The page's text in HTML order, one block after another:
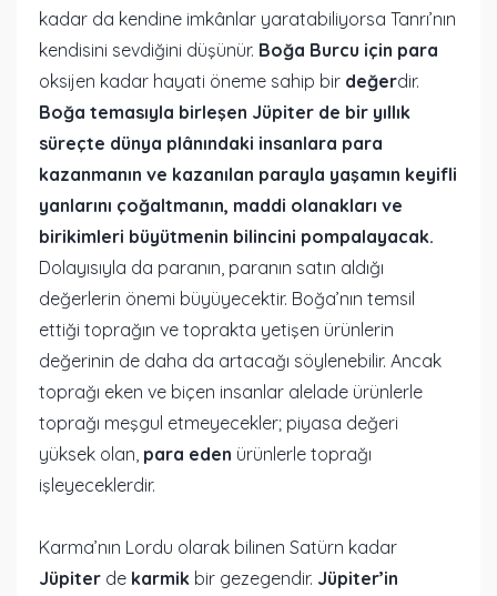
kadar da kendine imkânlar yaratabiliyorsa Tanrı’nın
kendisini sevdiğini düşünür. Boğa Burcu için para
oksijen kadar hayati öneme sahip bir değerdir.
Boğa temasıyla birleşen Jüpiter de bir yıllık
süreçte dünya plânındaki insanlara para
kazanmanın ve kazanılan parayla yaşamın keyifli
yanlarını çoğaltmanın, maddi olanakları ve
birikimleri büyütmenin bilincini pompalayacak.
Dolayısıyla da paranın, paranın satın aldığı
değerlerin önemi büyüyecektir. Boğa’nın temsil
ettiği toprağın ve toprakta yetişen ürünlerin
değerinin de daha da artacağı söylenebilir. Ancak
toprağı eken ve biçen insanlar alelade ürünlerle
toprağı meşgul etmeyecekler; piyasa değeri
yüksek olan, para eden ürünlerle toprağı
işleyeceklerdir.
Karma’nın Lordu olarak bilinen Satürn kadar
Jüpiter de karmik bir gezegendir. Jüpiter’in